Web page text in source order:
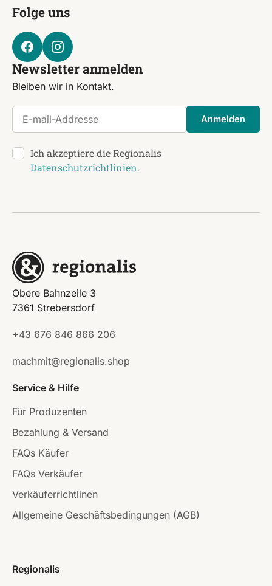
Folge uns
Newsletter anmelden
Bleiben wir in Kontakt.
Anmelden
Ich akzeptiere die Regionalis
Datenschutzrichtlinien.
Obere Bahnzeile 3
7361 Strebersdorf
+43 676 846 866 206
machmit@regionalis.shop
Service & Hilfe
Für Produzenten
Bezahlung & Versand
FAQs Käufer
FAQs Verkäufer
Verkäuferrichtlinen
Allgemeine Geschäftsbedingungen (AGB)
Regionalis